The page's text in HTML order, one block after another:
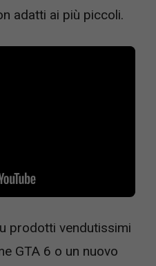
adatti ai più piccoli.
prodotti vendutissimi
GTA 6 o un nuovo